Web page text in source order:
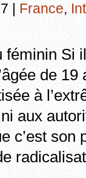
| France,
féminin Si
de
à
aux
c’est son